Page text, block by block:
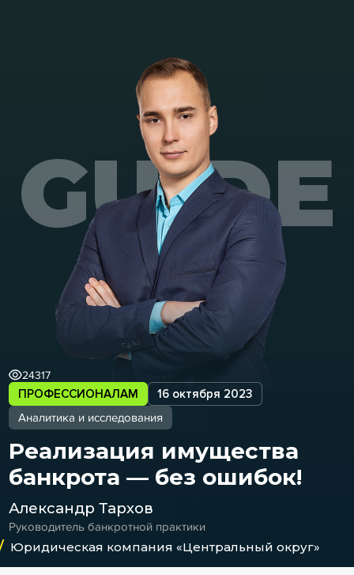
ПРОФЕССИОНАЛАМ
16 октября 2023
Аналитика и исследования
24317
Реализация имущества
банкрота — без ошибок!
Александр Тархов
Руководитель банкротной практики
Юридическая компания «Центральный округ»
GUIDE